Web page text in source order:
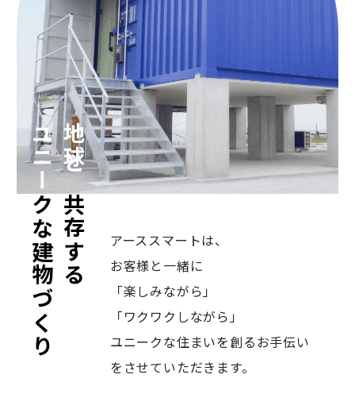
地球と
共存する
ユニー
クな建物づくり
アーススマートは、
お客様と一緒に
「楽しみながら」
「ワクワクしながら」
ユニークな住まいを創るお手伝い
をさせていただきます。